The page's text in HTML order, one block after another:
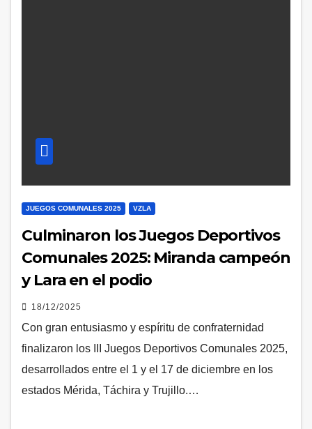
JUEGOS COMUNALES 2025 VZLA
Culminaron los Juegos Deportivos
Comunales 2025: Miranda campeón
y Lara en el podio
18/12/2025
Con gran entusiasmo y espíritu de confraternidad
finalizaron los III Juegos Deportivos Comunales 2025,
desarrollados entre el 1 y el 17 de diciembre en los
estados Mérida, Táchira y Trujillo.…